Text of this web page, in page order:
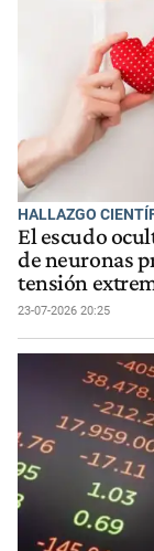
HALLAZGO
El escudo
de neuronas
tensión
23-07-2026 20:25